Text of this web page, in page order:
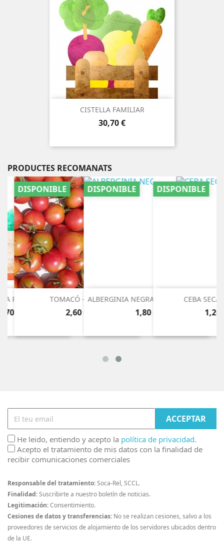
CISTELLA FAMILIAR
Preu
30,70 €
PRODUCTES RECOMANATS
PETITA
€
AL CARRET
TOMACÓ - 250G
Preu
2,60 €
DISPONIBLE
AFEGIR AL CARRET
ALBERGINIA NEGRA LLARGA - 500G
Preu
1,80 €
DISPONIBLE
AFEGIR AL CARRET
CEBA
Preu
1,20
DISPONIBLE
AFEGIR
He leido, entiendo y acepto la política de privacidad.
Acepto el tratamiento de mis datos con la finalidad de
recibir comunicaciones comerciales
Responsable del tratamiento:Soca-Rel, SCCL.
Finalidad:Suscribirte a nuestro boletín de noticias.
Legitimación:Consentimiento.
Cesiones de datos y transferencias: No se realizan cesiones, salvo a los
proveedores de servicios de alojamiento de los servidores ubicados dentro
de la UE.